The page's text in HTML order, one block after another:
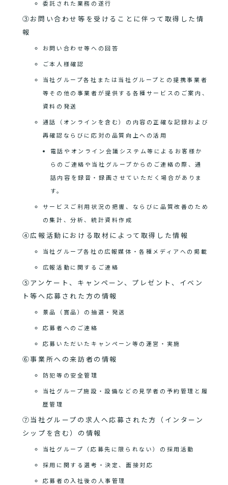
委託された業務の遂行
③お問い合わせ等を受けることに伴って取得した情
報
お問い合わせ等への回答
ご本人様確認
当社グループ各社または当社グループとの提携事業者
等その他の事業者が提供する各種サービスのご案内、
資料の発送
通話（オンラインを含む）の内容の正確な記録および
再確認ならびに応対の品質向上への活用
電話やオンライン会議システム等によるお客様か
らのご連絡や当社グループからのご連絡の際、通
話内容を録音・録画させていただく場合がありま
す。
サービスご利用状況の把握、ならびに品質改善のため
の集計、分析、統計資料作成
④広報活動における取材によって取得した情報
当社グループ各社の広報媒体・各種メディアへの掲載
広報活動に関するご連絡
⑤アンケート、キャンペーン、プレゼント、イベン
ト等へ応募された方の情報
景品（賞品）の抽選・発送
応募者へのご連絡
応募いただいたキャンペーン等の運営・実施
⑥事業所への来訪者の情報
防犯等の安全管理
当社グループ施設・設備などの見学者の予約管理と履
歴管理
⑦当社グループの求人へ応募された方（インターン
シップを含む）の情報
当社グループ（応募先に限られない）の採用活動
採用に関する選考・決定、面接対応
応募者の入社後の人事管理